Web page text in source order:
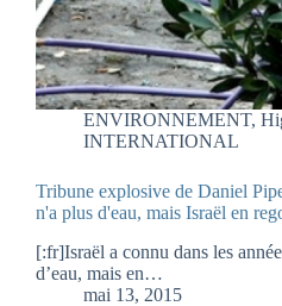
ENVIRONNEMENT,
INTERNATIONAL
Tribune explosive de Daniel
n'a plus d'eau, mais Israël en
[:fr]Israël a connu dans les
d’eau, mais en…
mai 13, 2015